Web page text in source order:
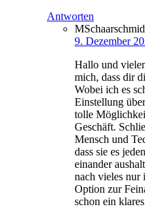
Antworten
9. Dezember
Hallo und
mich, dass dir
Wobei ich es
Einstellung
tolle
Geschäft.
Mensch und
dass sie es
einander
nach vieles
Option zur
schon ein